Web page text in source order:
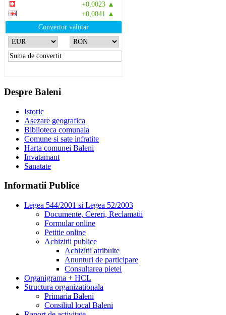
+0,0023 ▲
+0,0041 ▲
Convertor valutar
Despre Baleni
Istoric
Asezare geografica
Biblioteca comunala
Comune si sate infratite
Harta comunei Baleni
Invatamant
Sanatate
Informatii Publice
Legea 544/2001 si Legea 52/2003
Documente, Cereri, Reclamatii
Formular online
Petitie online
Achizitii publice
Achizitii atribuite
Anunturi de participare
Consultarea pietei
Organigrama + HCL
Structura organizationala
Primaria Baleni
Consiliul local Baleni